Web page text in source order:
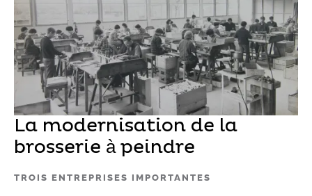
La modernisation de la
brosserie à peindre
TROIS ENTREPRISES IMPORTANTES